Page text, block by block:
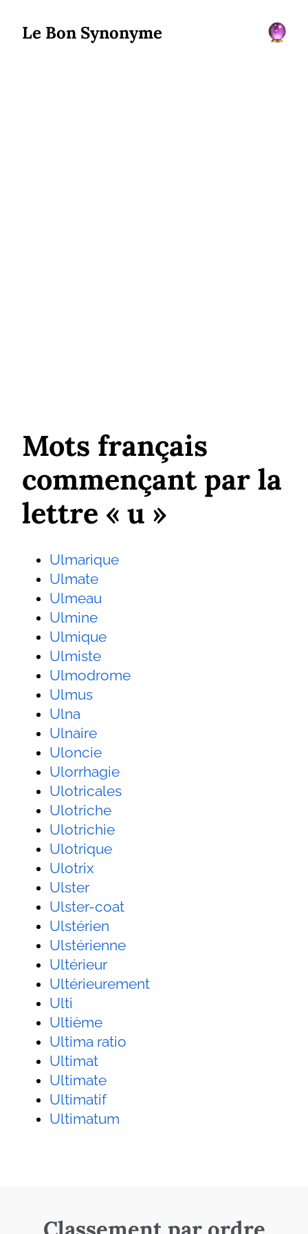
Le Bon Synonyme
Mots français
commençant par la
lettre « u »
Ulmarique
Ulmate
Ulmeau
Ulmine
Ulmique
Ulmiste
Ulmodrome
Ulmus
Ulna
Ulnaire
Uloncie
Ulorrhagie
Ulotricales
Ulotriche
Ulotrichie
Ulotrique
Ulotrix
Ulster
Ulster-coat
Ulstérien
Ulstérienne
Ultérieur
Ultérieurement
Ulti
Ultième
Ultima ratio
Ultimat
Ultimate
Ultimatif
Ultimatum